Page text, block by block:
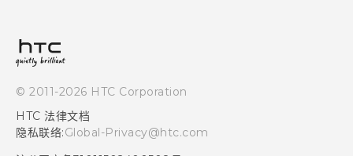
投资人
产品安全
加入HTC
© 2011-2026 HTC Corporation
HTC 法律文档
隐私联络:Global-Privacy@htc.com